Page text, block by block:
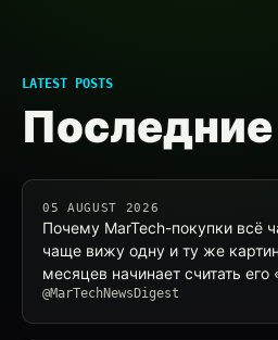
LATEST POSTS
05 AUGUST 2026
Почему MarTech-покупки всё
чаще вижу одну и ту же
месяцев начинает считать
@MarTechNewsDigest